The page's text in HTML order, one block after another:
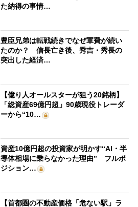
た納得の事情…
豊臣兄弟は転戦続きでなぜ軍費が続い
たのか？ 信長亡き後、秀吉・秀長の
突出した経済…
【億り人オールスターが狙う20銘柄】
「総資産69億円超」90歳現役トレーダ
ーから“10…
資産10億円超の投資家が明かす“AI・半
導体相場に乗らなかった理由” フルポ
ジション…
【首都圏の不動産価格「危ない駅」ラ